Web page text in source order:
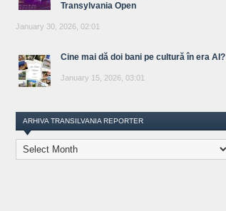
Transylvania Open
January 30, 2026, 02:01
Cine mai dă doi bani pe cultură în era AI?
January 15, 2026, 03:01
ARHIVA TRANSILVANIA REPORTER
Arhiva
Transilvania